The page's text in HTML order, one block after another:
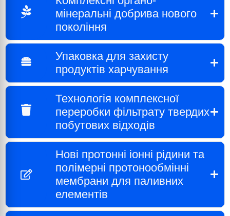
мінеральні добрива нового
покоління
Упаковка для захисту
продуктів харчування
Технологія комплексної
переробки фільтрату твердих
побутових відходів
Нові протонні іонні рідини та
полімерні протонообмінні
мембрани для паливних
елементів